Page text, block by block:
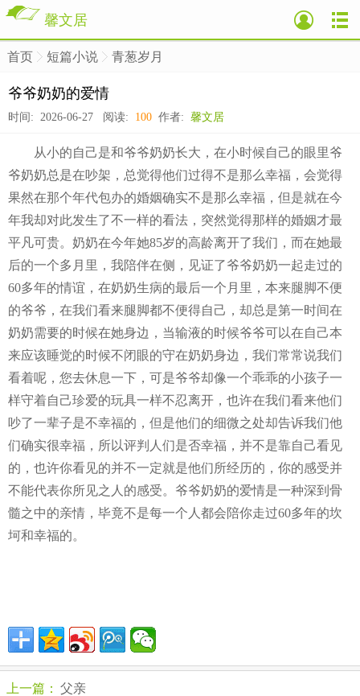
馨文居
首页 短篇小说 青葱岁月
爷爷奶奶的爱情
时间: 2026-06-27 阅读: 100 作者: 馨文居
从小的自己是和爷爷奶奶长大，在小时候自己的眼里爷
爷奶奶总是在吵架，总觉得他们过得不是那么幸福，会觉得
果然在那个年代包办的婚姻确实不是那么幸福，但是就在今
年我却对此发生了不一样的看法，突然觉得那样的婚姻才最
平凡可贵。奶奶在今年她85岁的高龄离开了我们，而在她最
后的一个多月里，我陪伴在侧，见证了爷爷奶奶一起走过的
60多年的情谊，在奶奶生病的最后一个月里，本来腿脚不便
的爷爷，在我们看来腿脚都不便得自己，却总是第一时间在
奶奶需要的时候在她身边，当输液的时候爷爷可以在自己本
来应该睡觉的时候不闭眼的守在奶奶身边，我们常常说我们
看着呢，您去休息一下，可是爷爷却像一个乖乖的小孩子一
样守着自己珍爱的玩具一样不忍离开，也许在我们看来他们
吵了一辈子是不幸福的，但是他们的细微之处却告诉我们他
们确实很幸福，所以评判人们是否幸福，并不是靠自己看见
的，也许你看见的并不一定就是他们所经历的，你的感受并
不能代表你所见之人的感受。爷爷奶奶的爱情是一种深到骨
髓之中的亲情，毕竟不是每一个人都会陪你走过60多年的坎
坷和幸福的。
上一篇： 父亲